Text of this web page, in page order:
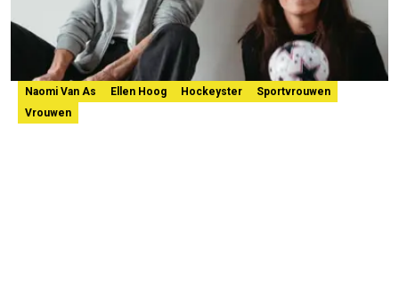
Naomi Van As Ellen Hoog Hockeyster
Sportvrouwen
Vrouwen